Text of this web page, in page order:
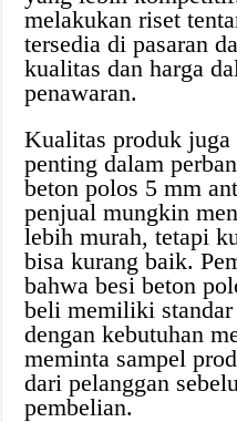
melakukan riset
tersedia di pasaran
kualitas dan harga
penawaran.
Kualitas produk
penting dalam
beton polos 5 mm
penjual mungkin
lebih murah, tetapi
bisa kurang baik.
bahwa besi beton
beli memiliki standar
dengan kebutuhan
meminta sampel
dari pelanggan
pembelian.